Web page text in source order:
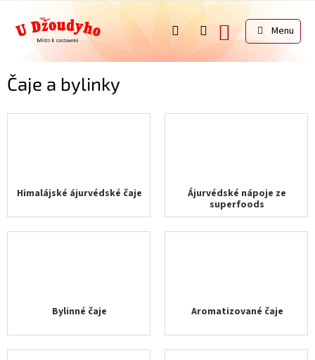
obsah
NÁKUPNÍ
KOŠÍK
Čaje a bylinky
Himalájské ájurvédské čaje
Ájurvédské nápoje ze
superfoods
Bylinné čaje Aromatizované čaje